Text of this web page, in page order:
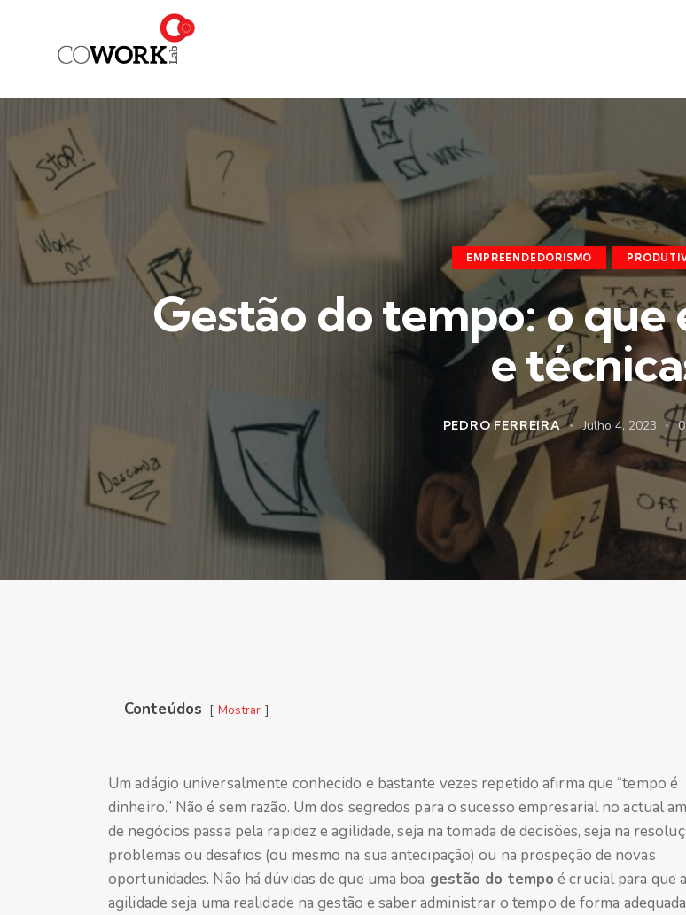
EMPREENDEDORISMO
Gestão do tempo: o que
e
PEDRO FERREIRA Julho 4, 2023 0
Conteúdos Mostrar
Um adágio universalmente conhecido e bastante vezes repetido afirma que “tempo é
dinheiro.” Não é sem razão. Um dos segredos para o sucesso empresarial no actual
de negócios passa pela rapidez e agilidade, seja na tomada de decisões, seja na
problemas ou desafios (ou mesmo na sua antecipação) ou na prospeção de novas
oportunidades. Não há dúvidas de que uma boa gestão do tempo é crucial para que a
agilidade seja uma realidade na gestão e saber administrar o tempo de forma adequada